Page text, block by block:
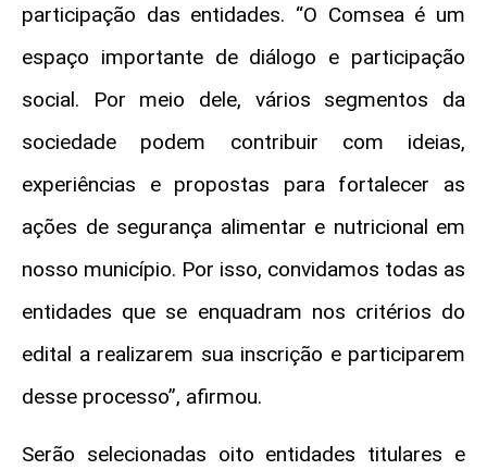
participação das entidades. “O Comsea é um
espaço importante de diálogo e participação
social. Por meio dele, vários segmentos da
sociedade podem contribuir com ideias,
experiências e propostas para fortalecer as
ações de segurança alimentar e nutricional em
nosso município. Por isso, convidamos todas as
entidades que se enquadram nos critérios do
edital a realizarem sua inscrição e participarem
desse processo”, afirmou.
Serão selecionadas oito entidades titulares e